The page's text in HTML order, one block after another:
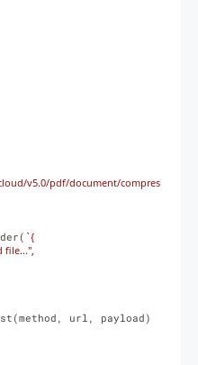
v5.0/pdf/document/compres
`{